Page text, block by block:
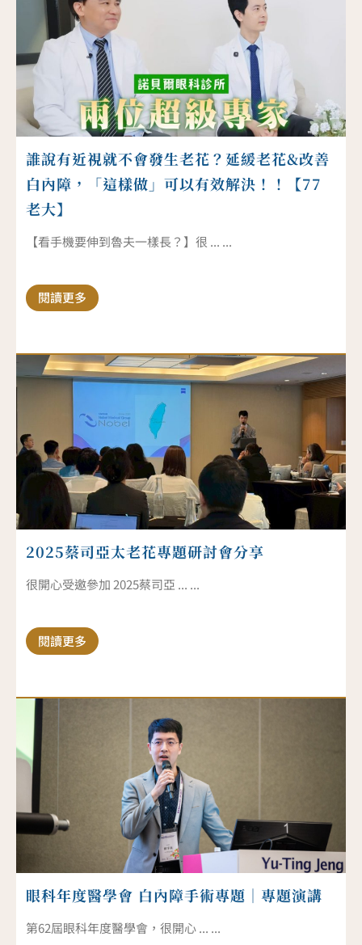
誰說有近視就不會發生老花？延緩老花&改善
白內障，「這樣做」可以有效解決！！【77
老大】
【看手機要伸到魯夫一樣長？】很 ... ...
閱讀更多
2025蔡司亞太老花專題研討會分享
很開心受邀參加 2025蔡司亞 ... ...
閱讀更多
眼科年度醫學會 白內障手術專題｜專題演講
第62屆眼科年度醫學會，很開心 ... ...